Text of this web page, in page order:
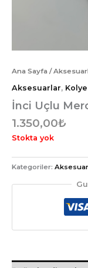
Ana Sayfa /
Aksesuarlar, Kolye
İnci Uçlu
1.350,00₺
Stokta yok
Kategoriler: